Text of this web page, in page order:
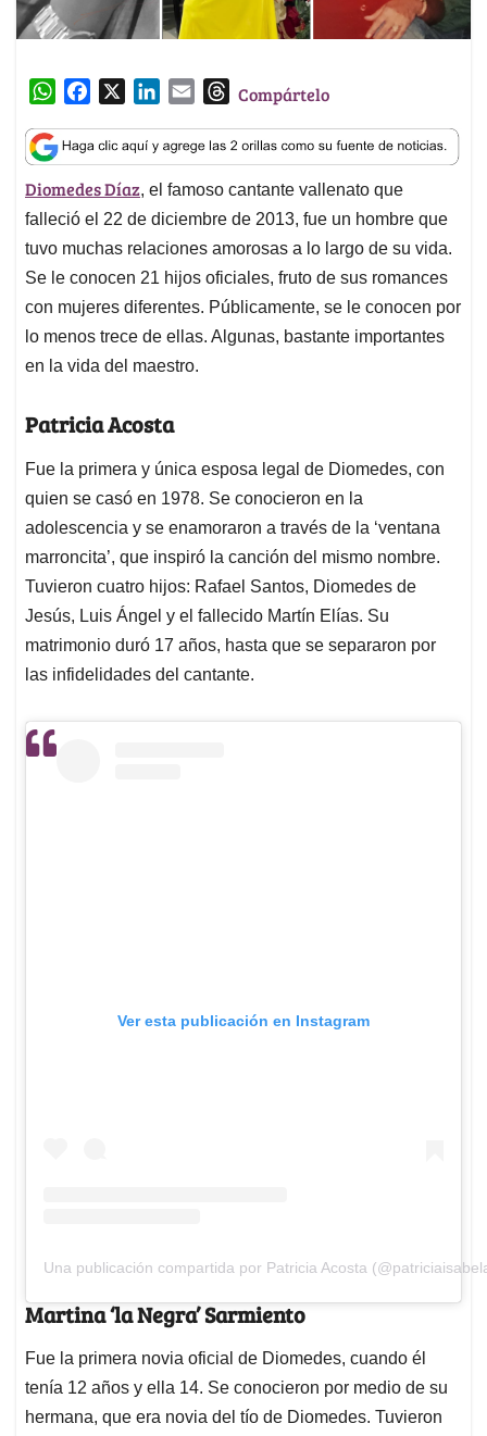
W
a
t
s
A
p
p
c
e
b
o
o
k
n
k
e
d
I
n
a
i
l
T
r
e
a
d
s
Compártelo
Diomedes Díaz, el famoso cantante vallenato que
falleció el 22 de diciembre de 2013, fue un hombre que
tuvo muchas relaciones amorosas a lo largo de su vida.
Se le conocen 21 hijos oficiales, fruto de sus romances
con mujeres diferentes. Públicamente, se le conocen por
lo menos trece de ellas. Algunas, bastante importantes
en la vida del maestro.
Patricia Acosta
Fue la primera y única esposa legal de Diomedes, con
quien se casó en 1978. Se conocieron en la
adolescencia y se enamoraron a través de la ‘ventana
marroncita’, que inspiró la canción del mismo nombre.
Tuvieron cuatro hijos: Rafael Santos, Diomedes de
Jesús, Luis Ángel y el fallecido Martín Elías. Su
matrimonio duró 17 años, hasta que se separaron por
las infidelidades del cantante.
Ver esta publicación en Instagram
Una publicación compartida por Patricia Acosta
Martina ‘la Negra’ Sarmiento
Fue la primera novia oficial de Diomedes, cuando él
tenía 12 años y ella 14. Se conocieron por medio de su
hermana, que era novia del tío de Diomedes. Tuvieron